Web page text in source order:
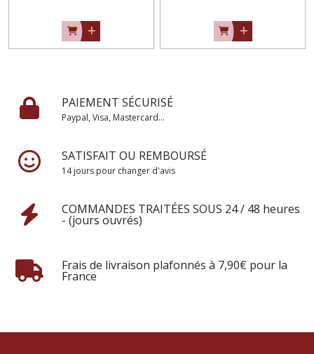
PAIEMENT SÉCURISÉ
Paypal, Visa, Mastercard...
SATISFAIT OU REMBOURSÉ
14 jours pour changer d'avis
COMMANDES TRAITÉES SOUS 24 / 48 heures
- (jours ouvrés)
Frais de livraison plafonnés à 7,90€ pour la
France